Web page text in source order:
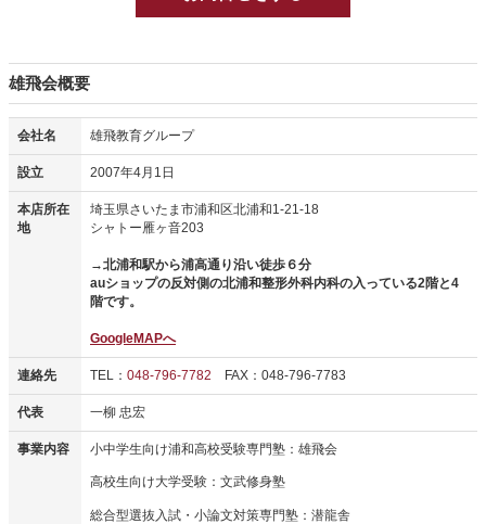
雄飛会概要
会社名 雄飛教育グループ
設立 2007年4月1日
本店所在
地
埼玉県さいたま市浦和区北浦和1-21-18
シャトー雁ヶ音203
→北浦和駅から浦高通り沿い徒歩６分
auショップの反対側の北浦和整形外科内科の入っている2階と4
階です。
GoogleMAPへ
連絡先 TEL： 048-796-7782 FAX：048-796-7783
代表 一柳 忠宏
事業内容 小中学生向け浦和高校受験専門塾：雄飛会
高校生向け大学受験：文武修身塾
総合型選抜入試・小論文対策専門塾：潜龍舎